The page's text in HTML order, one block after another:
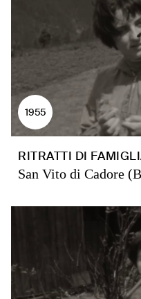
1955
RITRATTI DI
San Vito di Cadore